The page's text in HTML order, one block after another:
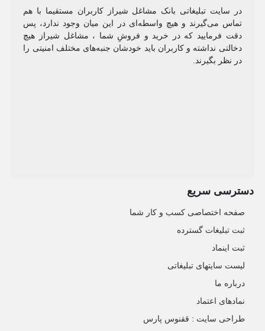
در سایت تبلیغاتی بانک مشاغل شیراز کاربران مستقیما با هم
تماس می‌گیرند و هیچ واسطه‌ای در این میان وجود ندارد، پس
دقت فرمایید که در خرید و فروشِ شما ، مشاغل شیراز هیچ
دخالتی نداشته و کاربران باید خودشان جنبه‌های مختلف امنیتی را
در نظر بگیرند.
دسترسی سریع
صفحه اختصاصی کسب و کار شما
ثبت تبلیغات گسترده
ثبت اینماد
لیست سایتهای تبلیغاتی
درباره ما
نمادهای اعتماد
طراحی سایت : ققنوس پارس